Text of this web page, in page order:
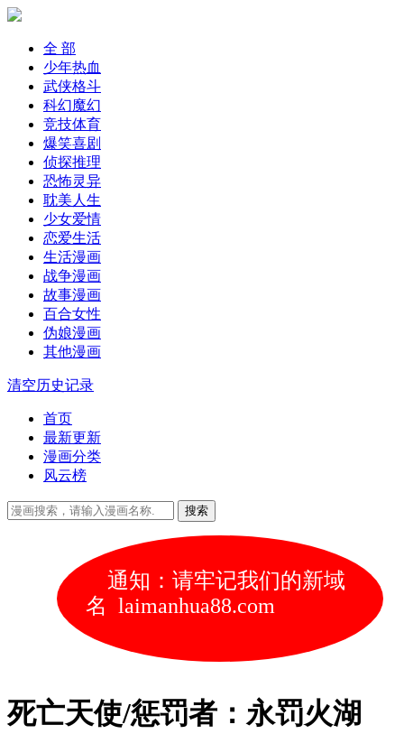
全 部
少年热血
武侠格斗
科幻魔幻
竞技体育
爆笑喜剧
侦探推理
恐怖灵异
耽美人生
少女爱情
恋爱生活
生活漫画
战争漫画
故事漫画
百合女性
伪娘漫画
其他漫画
清空历史记录
首页
最新更新
漫画分类
风云榜
通知：请牢记我们的新域
名 laimanhua88.com
死亡天使/惩罚者：永罚火湖